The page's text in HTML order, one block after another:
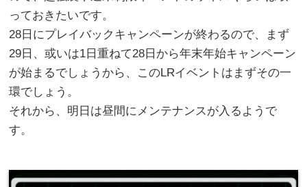
っておきたいです。
28日にプレイバックキャンペーンが終わるので、まず
29日、或いは1日重ねて28日から年末年始キャンペーン
が始まるでしょうから、このLRイベントはまずその一
環でしょう。
それから、明日は昼間にメンテナンスが入るようで
す。